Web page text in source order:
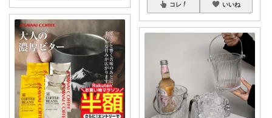
コレ いいね